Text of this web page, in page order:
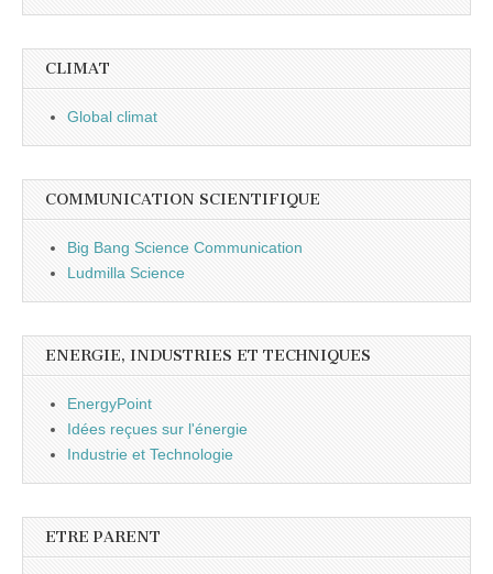
CLIMAT
Global climat
COMMUNICATION SCIENTIFIQUE
Big Bang Science Communication
Ludmilla Science
ENERGIE, INDUSTRIES ET TECHNIQUES
EnergyPoint
Idées reçues sur l'énergie
Industrie et Technologie
ETRE PARENT